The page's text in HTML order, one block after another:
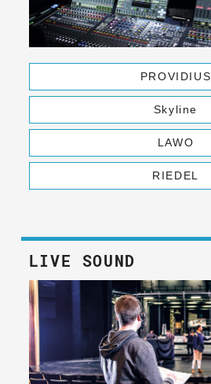
PROVIDIUS
Skyline
LAWO
RIEDEL
LIVE SOUND